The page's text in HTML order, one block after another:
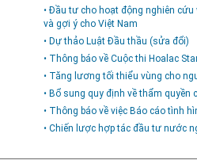
• Đầu tư cho hoạt động nghiên
và gợi ý cho Việt Nam
• Dự thảo Luật Đầu thầu (sửa đổi)
• Thông báo về Cuộc thi Hoalac
• Tăng lương tối thiểu vùng cho
• Bổ sung quy định về thẩm quyền
• Thông báo về việc Báo cáo tình
• Chiến lược hợp tác đầu tư nước